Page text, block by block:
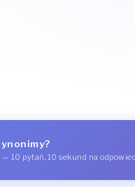
10 pytań, 10 sekund na